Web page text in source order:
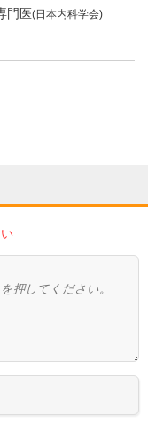
門医(日本内科学会)